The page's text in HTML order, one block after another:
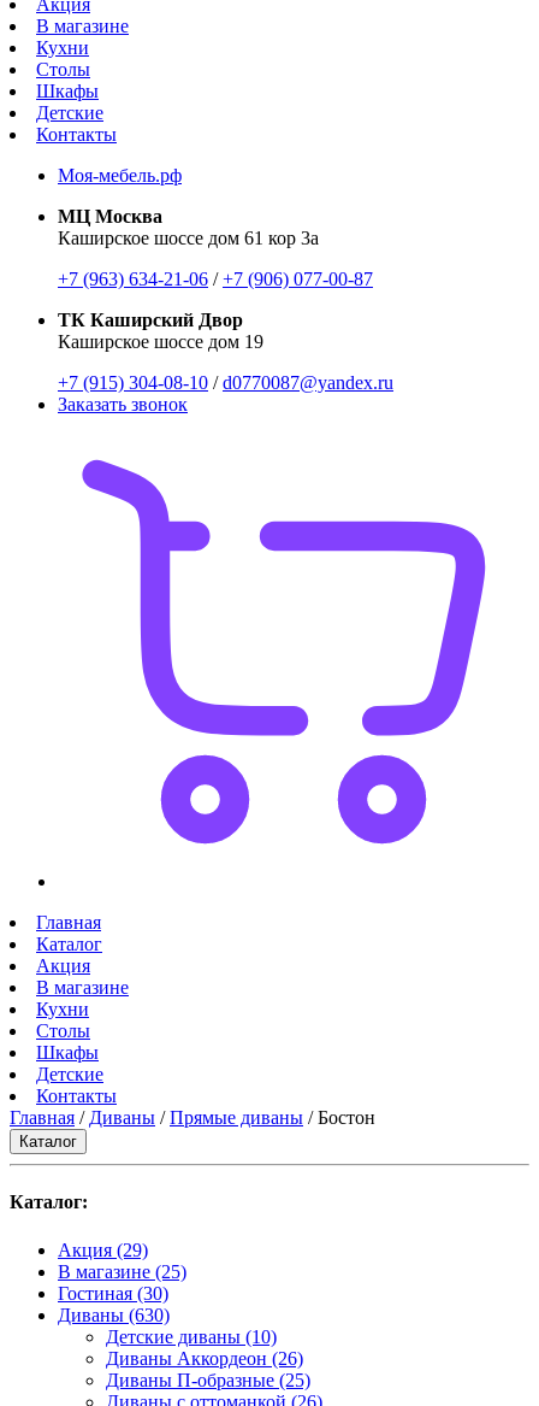
Акция
В магазине
Кухни
Столы
Шкафы
Детские
Контакты
Моя-мебель.рф
МЦ Москва
Каширское шоссе дом 61 кор 3а
+7 (963) 634-21-06 /+7 (906) 077-00-87
ТК Каширский Двор
Каширское шоссе дом 19
+7 (915) 304-08-10 /d0770087@yandex.ru
Заказать звонок
Главная
Каталог
Акция
В магазине
Кухни
Столы
Шкафы
Детские
Контакты
Главная / Диваны /Прямые диваны / Бостон
Каталог
Каталог:
Акция (29)
В магазине (25)
Гостиная (30)
Диваны (630)
Детские диваны (10)
Диваны Аккордеон (26)
Диваны П-образные (25)
Диваны с оттоманкой (26)